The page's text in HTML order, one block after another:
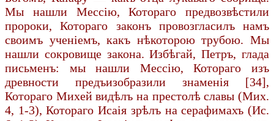
Мы нашли Мессію, Котораго предвозвѣстили
пророки, Котораго законъ провозгласилъ намъ
своимъ ученіемъ, какъ нѣкоторою трубою. Мы
нашли сокровище закона. Избѣгай, Петръ, глада
письменъ: мы нашли Мессію, Котораго изъ
древности предъизобразили знаменія [34],
Котораго Михей видѣлъ на престолѣ славы (Мих.
4, 1-3), Котораго Исаія зрѣлъ на серафимахъ (Ис.